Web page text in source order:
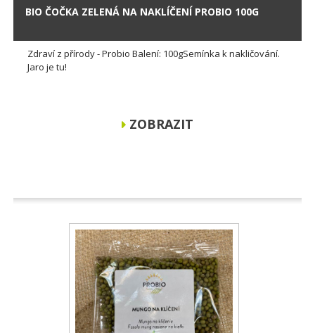
BIO ČOČKA ZELENÁ NA NAKLÍČENÍ PROBIO 100G
Zdraví z přírody - Probio Balení: 100gSemínka k nakličování.
Jaro je tu!
ZOBRAZIT